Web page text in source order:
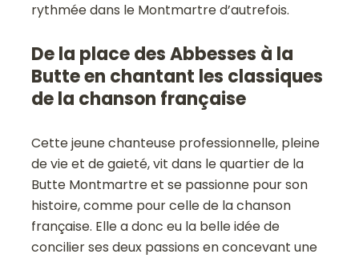
rythmée dans le Montmartre d’autrefois.
De la place des Abbesses à la
Butte en chantant les classiques
de la chanson française
Cette jeune chanteuse professionnelle, pleine
de vie et de gaieté, vit dans le quartier de la
Butte Montmartre et se passionne pour son
histoire, comme pour celle de la chanson
française. Elle a donc eu la belle idée de
concilier ses deux passions en concevant une